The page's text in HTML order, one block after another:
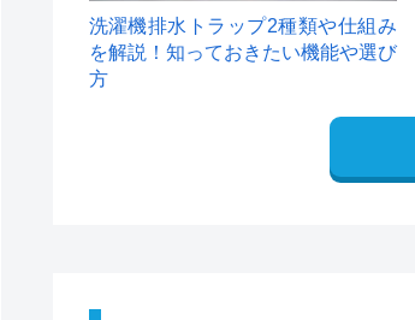
洗濯機排水トラップ2種類や仕組み
を解説！知っておきたい機能や選び
方